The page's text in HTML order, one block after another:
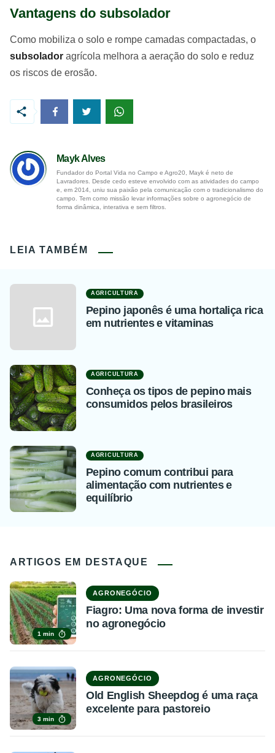
Vantagens do subsolador
Como mobiliza o solo e rompe camadas compactadas, o
subsolador agrícola melhora a aeração do solo e reduz
os riscos de erosão.
Mayk Alves
Fundador do Portal Vida no Campo e Agro20, Mayk é neto de
Lavradores. Desde cedo esteve envolvido com as atividades do campo
e, em 2014, uniu sua paixão pela comunicação com o tradicionalismo do
campo. Tem como missão levar informações sobre o agronegócio de
forma dinâmica, interativa e sem filtros.
LEIA TAMBÉM
AGRICULTURA
Pepino japonês é uma hortaliça rica
em nutrientes e vitaminas
AGRICULTURA
Conheça os tipos de pepino mais
consumidos pelos brasileiros
AGRICULTURA
Pepino comum contribui para
alimentação com nutrientes e
equilíbrio
ARTIGOS EM DESTAQUE
1 min
AGRONEGÓCIO
Fiagro: Uma nova forma de investir
no agronegócio
3 min
AGRONEGÓCIO
Old English Sheepdog é uma raça
excelente para pastoreio